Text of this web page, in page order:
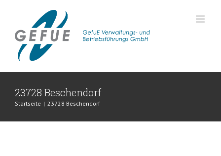
springen
23728 Beschendorf
Startseite | 23728 Beschendorf